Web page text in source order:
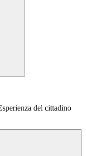
del cittadino